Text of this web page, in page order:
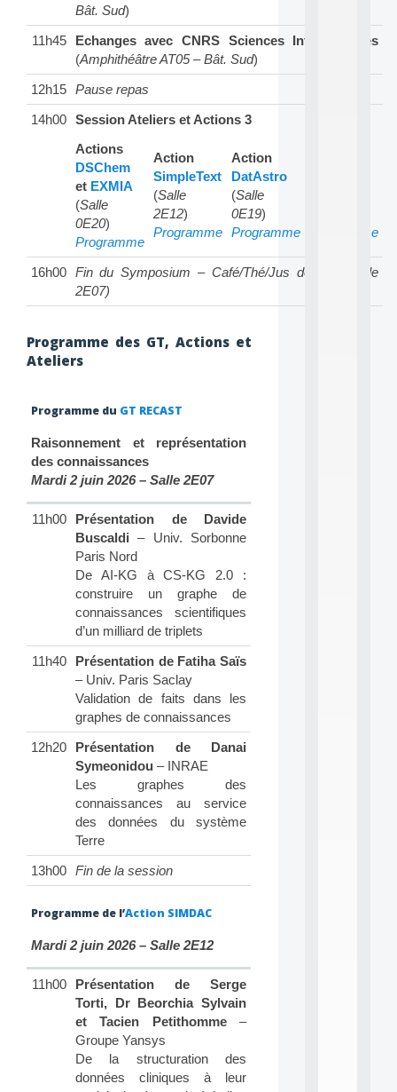
Bât. Sud)
11h45
Echanges avec CNRS Sciences Informatiques
(Amphithéâtre AT05 – Bât. Sud)
12h15 Pause repas
14h00 Session Ateliers et Actions 3
Actions
DSChem
et EXMIA
(Salle
0E20)
Programme
Action
SimpleText
(Salle
2E12)
Programme
Action
DatAstro
(Salle
0E19)
Programme
Programme
16h00 Fin du Symposium – Café/Thé/Jus de fruit (Salle
2E07)
Programme des GT, Actions et
Ateliers
Programme du GT RECAST
Raisonnement et représentation
des connaissances
Mardi 2 juin 2026 – Salle 2E07
11h00
Présentation de Davide
Buscaldi – Univ. Sorbonne
Paris Nord
De AI-KG à CS-KG 2.0 :
construire un graphe de
connaissances scientifiques
d’un milliard de triplets
11h40
Présentation de Fatiha Saïs
– Univ. Paris Saclay
Validation de faits dans les
graphes de connaissances
12h20
Présentation de Danai
Symeonidou – INRAE
Les graphes des
connaissances au service
des données du système
Terre
13h00 Fin de la session
Programme de l’Action SIMDAC
Mardi 2 juin 2026 – Salle 2E12
11h00
Présentation de Serge
Torti, Dr Beorchia Sylvain
et Tacien Petithomme–
Groupe Yansys
De la structuration des
données cliniques à leur
a
P